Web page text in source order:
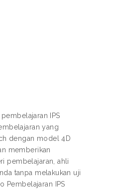
IPS
yang
dengan model 4D
memberikan
pembelajaran, ahli
tanpa melakukan uji
Pembelajaran IPS